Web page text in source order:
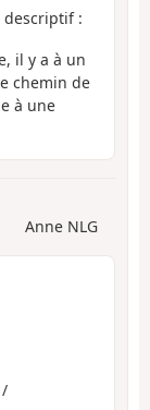
:
il y a à un
chemin de
à une
Anne NLG